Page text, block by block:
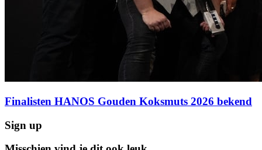
Finalisten HANOS Gouden Koksmuts 2026 bekend
Sign up